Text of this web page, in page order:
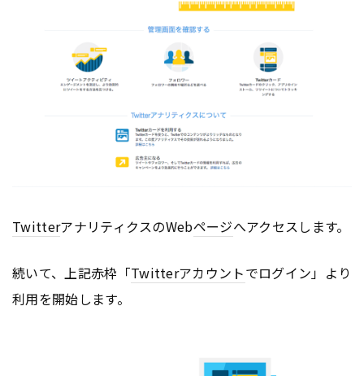
TwitterアナリティクスのWebページへアクセスします。
続いて、上記赤枠「Twitterアカウントでログイン」より
利用を開始します。